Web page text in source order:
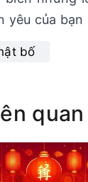
yêu của bạn
bố
quan